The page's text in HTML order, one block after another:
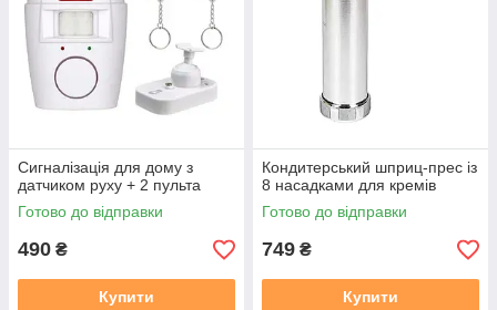
Сигналізація для дому з
датчиком руху + 2 пульта
Готово до відправки
490 ₴
Купити
Кондитерський шприц-прес із
8 насадками для кремів
Готово до відправки
749 ₴
Купити